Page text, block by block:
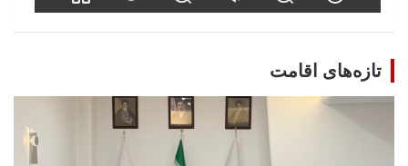
تازه‌های اقامت